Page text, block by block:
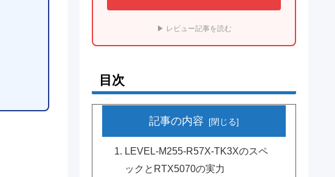
▶ レビュー記事を読む
目次
記事の内容
LEVEL-M255-R57X-TK3Xのスペ
ックとRTX5070の実力